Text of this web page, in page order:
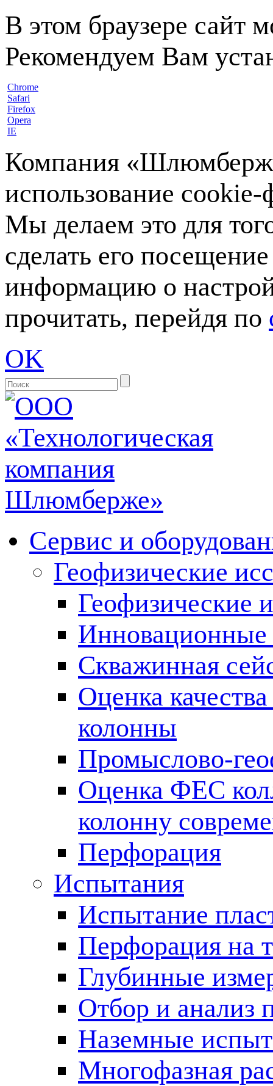
В этом браузере сайт
Рекомендуем Вам
Chrome
Safari
Firefox
Opera
IE
Компания
использование
Мы делаем это для
сделать его
информацию о
прочитать, перейдя по
OK
Сервис и
Геофизические
Геофизические
Инновационные
Скважинная
Оценка
колонны
Промыслово-
Оценка ФЕС
колонну
Перфорация
Испытания
Испытание
Перфорация на
Глубинные
Отбор и анализ
Наземные
Многофазная